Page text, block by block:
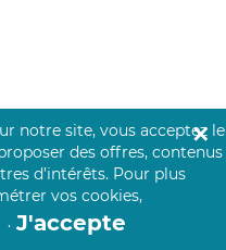
notre site, vous acceptez le
des offres, contenus
d’intérêts. Pour plus
vos cookies,
. J'accepte
✕